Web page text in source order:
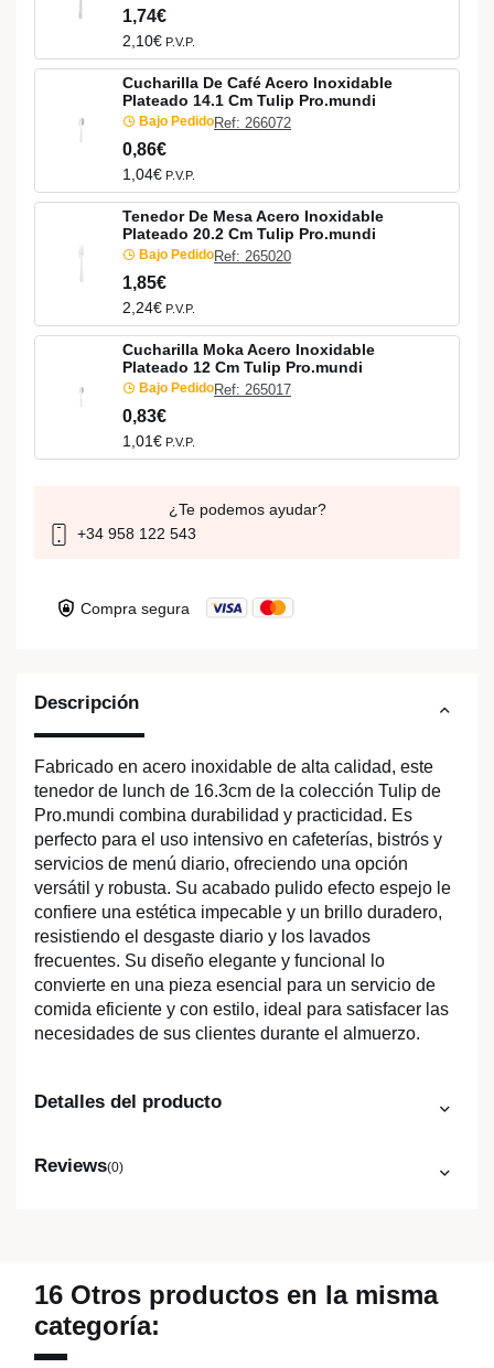
Descripción
Fabricado en acero inoxidable de alta calidad, este
tenedor de lunch de 16.3cm de la colección Tulip de
Pro.mundi combina durabilidad y practicidad. Es
perfecto para el uso intensivo en cafeterías, bistrós y
servicios de menú diario, ofreciendo una opción
versátil y robusta. Su acabado pulido efecto espejo le
confiere una estética impecable y un brillo duradero,
resistiendo el desgaste diario y los lavados
frecuentes. Su diseño elegante y funcional lo
convierte en una pieza esencial para un servicio de
comida eficiente y con estilo, ideal para satisfacer las
necesidades de sus clientes durante el almuerzo.
Detalles del producto
Reviews(0)
1,74€
2,10€ P.V.P.
Cucharilla De Café Acero Inoxidable
Plateado 14.1 Cm Tulip Pro.mundi
Bajo PedidoRef: 266072
0,86€
1,04€ P.V.P.
Tenedor De Mesa Acero Inoxidable
Plateado 20.2 Cm Tulip Pro.mundi
Bajo PedidoRef: 265020
1,85€
2,24€ P.V.P.
Cucharilla Moka Acero Inoxidable
Plateado 12 Cm Tulip Pro.mundi
Bajo PedidoRef: 265017
0,83€
1,01€ P.V.P.
¿Te podemos ayudar?
+34 958 122 543
Compra segura
16 Otros productos en la misma
categoría: